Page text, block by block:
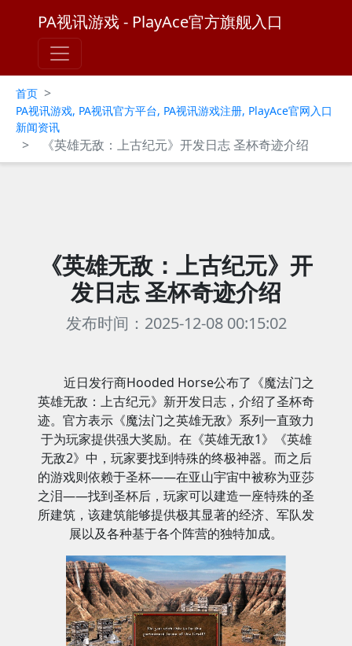
PA视讯游戏 - PlayAce官方旗舰入口
首页 >
PA视讯游戏, PA视讯官方平台, PA视讯游戏注册, PlayAce官网入口
新闻资讯
> 《英雄无敌：上古纪元》开发日志 圣杯奇迹介绍
《英雄无敌：上古纪元》开
发日志 圣杯奇迹介绍
发布时间：2025-12-08 00:15:02
近日发行商Hooded Horse公布了《魔法门之
英雄无敌：上古纪元》新开发日志，介绍了圣杯奇
迹。官方表示《魔法门之英雄无敌》系列一直致力
于为玩家提供强大奖励。在《英雄无敌1》《英雄
无敌2》中，玩家要找到特殊的终极神器。而之后
的游戏则依赖于圣杯——在亚山宇宙中被称为亚莎
之泪——找到圣杯后，玩家可以建造一座特殊的圣
所建筑，该建筑能够提供极其显著的经济、军队发
展以及各种基于各个阵营的独特加成。